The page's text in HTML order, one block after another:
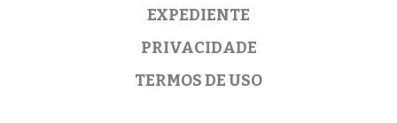
EXPEDIENTE
PRIVACIDADE
TERMOS DE USO